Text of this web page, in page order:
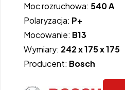
Moc rozruchowa: 540 A
Polaryzacja: P+
Mocowanie: B13
Wymiary: 242 x 175 x 175
Producent: Bosch